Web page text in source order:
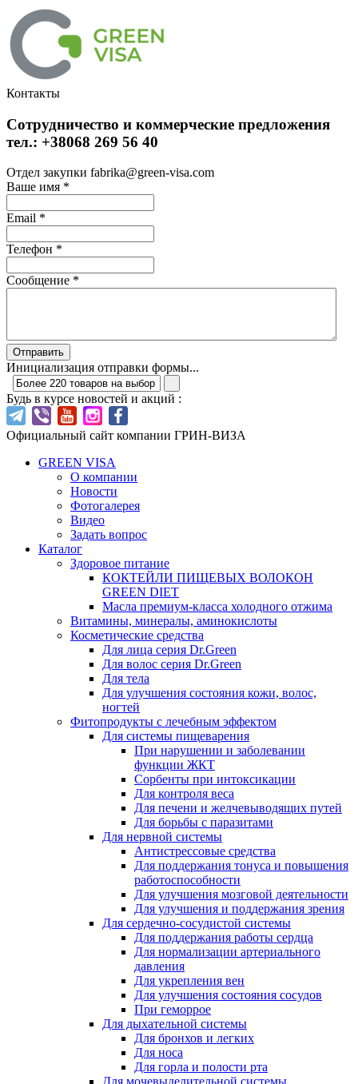
Контакты
Сотрудничество и коммерческие предложения
тел.: +38068 269 56 40
Отдел закупки fabrika@green-visa.com
Ваше имя *
Email *
Телефон *
Сообщение *
Отправить
Инициализация отправки формы...
Будь в курсе новостей и акций :
Официальный сайт компании ГРИН-ВИЗА
GREEN VISA
О компании
Новости
Фотогалерея
Видео
Задать вопрос
Каталог
Здоровое питание
КОКТЕЙЛИ ПИЩЕВЫХ ВОЛОКОН
GREEN DIET
Масла премиум-класса холодного отжима
Витамины, минералы, аминокислоты
Косметические средства
Для лица серия Dr.Green
Для волос серия Dr.Green
Для тела
Для улучшения состояния кожи, волос,
ногтей
Фитопродукты с лечебным эффектом
Для системы пищеварения
При нарушении и заболевании
функции ЖКТ
Сорбенты при интоксикации
Для контроля веса
Для печени и желчевыводящих путей
Для борьбы с паразитами
Для нервной системы
Антистрессовые средства
Для поддержания тонуса и повышения
работоспособности
Для улучшения мозговой деятельности
Для улучшения и поддержания зрения
Для сердечно-сосудистой системы
Для поддержания работы сердца
Для нормализации артериального
давления
Для укрепления вен
Для улучшения состояния сосудов
При геморрое
Для дыхательной системы
Для бронхов и легких
Для носа
Для горла и полости рта